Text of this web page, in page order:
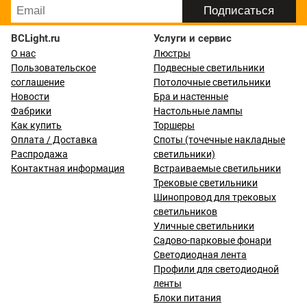
BCLight.ru
О нас
Пользовательское
соглашение
Новости
Фабрики
Как купить
Оплата / Доставка
Распродажа
Контактная информация
Услуги и сервис
Люстры
Подвесные светильники
Потолочные светильники
Бра и настенные
Настольные лампы
Торшеры
Споты (точечные накладные
светильники)
Встраиваемые светильники
Трековые светильники
Шинопровод для трековых
светильников
Уличные светильники
Садово-парковые фонари
Светодиодная лента
Профили для светодиодной
ленты
Блоки питания